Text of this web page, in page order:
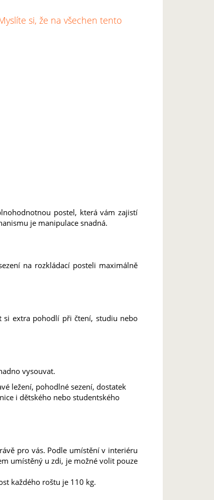
si, že na všechen tento
postel, která vám zajistí
je manipulace snadná.
na rozkládací posteli maximálně
si extra pohodlí při čtení, studiu nebo
vysouvat.
ležení, pohodlné sezení, dostatek
i dětského nebo studentského
pro vás. Podle umístění v interiéru
umístěný u zdi, je možné volit pouze
každého roštu je 110 kg.